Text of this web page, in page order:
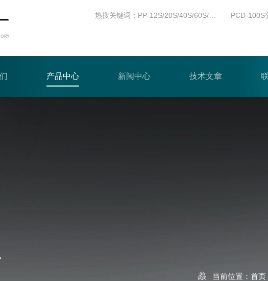
热搜关键词：
产品中心 新闻中心 技术文章
当前位置： 首页